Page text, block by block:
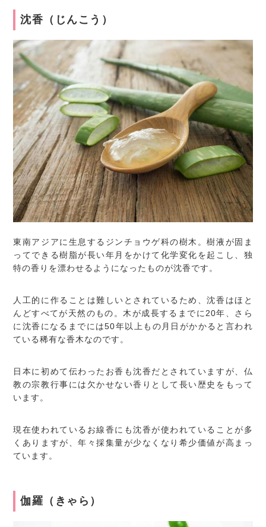
沈香（じんこう）
東南アジアに生息するジンチョウゲ科の樹木。樹液が固ま
ってできる樹脂が長い年月をかけて化学変化を起こし、独
特の香りを漂わせるようになったものが沈香です。
人工的に作ることは難しいとされているため、沈香はほと
んどすべてが天然のもの。木が成長するまでに20年、さら
に沈香になるまでには50年以上もの月日がかかると言われ
ている稀有な香木なのです。
日本に初めて伝わったお香も沈香だとされていますが、仏
教の宗教行事には欠かせない香りとして長い歴史をもって
います。
現在使われているお線香にも沈香が使われていることが多
くありますが、年々採集量が少なくなり希少価値が高まっ
ています。
伽羅（きゃら）